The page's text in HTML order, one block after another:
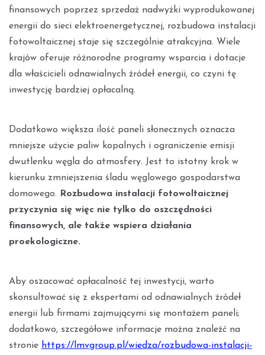
finansowych poprzez sprzedaż nadwyżki wyprodukowanej
energii do sieci elektroenergetycznej, rozbudowa instalacji
fotowoltaicznej staje się szczególnie atrakcyjna. Wiele
krajów oferuje różnorodne programy wsparcia i dotacje
dla właścicieli odnawialnych źródeł energii, co czyni tę
inwestycję bardziej opłacalną.
Dodatkowo większa ilość paneli słonecznych oznacza
mniejsze użycie paliw kopalnych i ograniczenie emisji
dwutlenku węgla do atmosfery. Jest to istotny krok w
kierunku zmniejszenia śladu węglowego gospodarstwa
domowego. Rozbudowa instalacji fotowoltaicznej
przyczynia się więc nie tylko do oszczędności
finansowych, ale także wspiera działania
proekologiczne.
Aby oszacować opłacalność tej inwestycji, warto
skonsultować się z ekspertami od odnawialnych źródeł
energii lub firmami zajmującymi się montażem paneli;
dodatkowo, szczegółowe informacje można znaleźć na
stronie https://lmvgroup.pl/wiedza/rozbudowa-instalacji-